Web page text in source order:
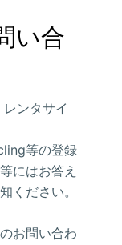
い合
ンタサイ
等の登録
にはお答え
ください。
お問い合わ